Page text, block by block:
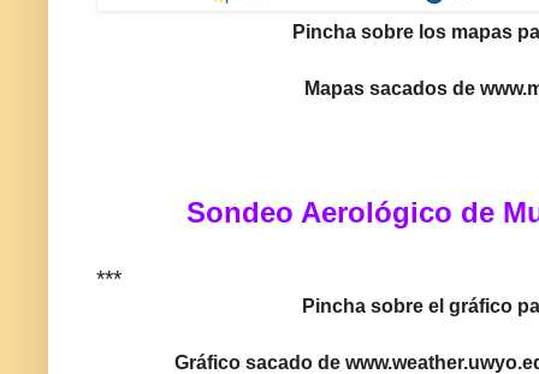
Pincha sobre los mapas
Mapas sacados de
Sondeo Aerológico de
***
Pincha sobre el gráfico
Gráfico sacado de